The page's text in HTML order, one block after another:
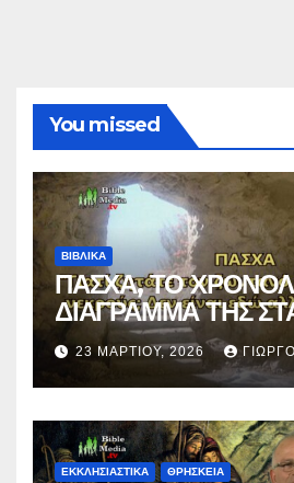
You missed
ΒΙΒΛΙΚΑ
ΠΑΣΧΑ, ΤΟ
ΔΙΑΓΡΑΜΜΑ ΤΗΣ
23 ΜΑΡΤΊΟΥ, 2026
ΕΚΚΛΗΣΙΑΣΤΙΚΑ ΘΡΗΣΚΕΙΑ